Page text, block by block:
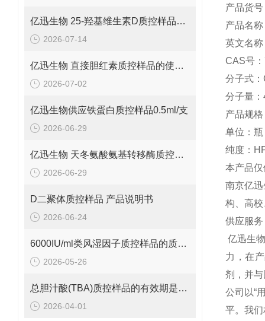
亿迅生物 25-羟基维生素D质控样品的浓度是多少呢？
2026-07-14
亿迅生物 直接胆红素质控样品的使用方法
2026-07-02
亿迅生物供应铁蛋白质控样品0.5ml/支
2026-06-29
亿迅生物 天冬氨酸氨基转移酶质控样品的质控靶值是多少呢？
2026-06-29
D二聚体质控样品 产品说明书
2026-06-24
6000IU/ml类风湿因子质控样品的质控范围是多少呢？
2026-05-26
总胆汁酸(TBA)质控样品的有效期是多久呢？
2026-04-01
产品货
产品名称
英文名
CAS号
分子式
分子量
产品规
单位：瓶
纯度：
本产品
南京亿
构、高
供应服
亿迅生
力，在
剂，并
公司以“
平。我